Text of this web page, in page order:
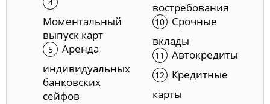
Моментальный
выпуск карт
Аренда
индивидуальных
банковских
сейфов
востребования
Срочные
вклады
Автокредиты
Кредитные
карты